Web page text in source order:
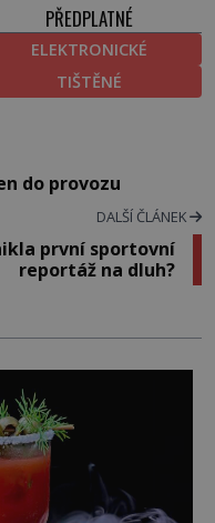
PŘEDPLATNÉ
ELEKTRONICKÉ
TIŠTĚNÉ
do provozu
DALŠÍ ČLÁNEK
první sportovní
reportáž na dluh?